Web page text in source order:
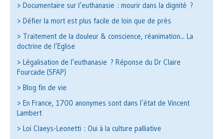
> Documentaire sur l’euthanasie : mourir dans la dignité ?
> Défier la mort est plus facile de loin que de près
> Traitement de la douleur & conscience, réanimation... La
doctrine de l’Eglise
> Légalisation de l’euthanasie ? Réponse du Dr Claire
Fourcade (SFAP)
> Blog fin de vie
> En France, 1700 anonymes sont dans l’état de Vincent
Lambert
> Loi Claeys-Leonetti : Oui à la culture palliative